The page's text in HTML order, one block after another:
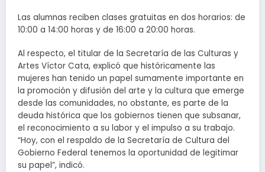
Las alumnas reciben clases gratuitas en dos horarios: de
10:00 a 14:00 horas y de 16:00 a 20:00 horas.
Al respecto, el titular de la Secretaría de las Culturas y
Artes Víctor Cata, explicó que históricamente las
mujeres han tenido un papel sumamente importante en
la promoción y difusión del arte y la cultura que emerge
desde las comunidades, no obstante, es parte de la
deuda histórica que los gobiernos tienen que subsanar,
el reconocimiento a su labor y el impulso a su trabajo.
“Hoy, con el respaldo de la Secretaría de Cultura del
Gobierno Federal tenemos la oportunidad de legitimar
su papel”, indicó.